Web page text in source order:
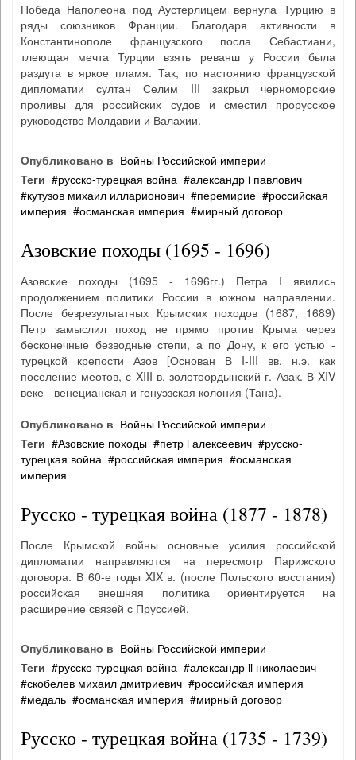
Победа Наполеона под Аустерлицем вернула Турцию в
ряды союзников Франции. Благодаря активности в
Константинополе французского посла Себастиани,
тлеющая мечта Турции взять реванш у России была
раздута в яркое пламя. Так, по настоянию французской
дипломатии султан Селим III закрыл черноморские
проливы для российских судов и сместил прорусское
руководство Молдавии и Валахии.
Опубликовано в Войны Российской империи
Теги
русско‐турецкая война
александр i павлович
кутузов михаил илларионович
перемирие
российская
империя
османская империя мирный договор
Азовские походы (1695 - 1696)
Азовские походы (1695 - 1696гг.) Петра I явились
продолжением политики России в южном направлении.
После безрезультатных Крымских походов (1687, 1689)
Петр замыслил поход не прямо против Крыма через
бесконечные безводные степи, а по Дону, к его устью -
турецкой крепости Азов [Основан В I-III вв. н.э. как
поселение меотов, с XIII в. золотоордынский г. Азак. В XIV
веке - венецианская и генуэзская колония (Тана).
Опубликовано в Войны Российской империи
Теги
Азовские походы петр i алексеевич
русско‐
турецкая война
российская империя
османская
империя
Русско - турецкая война (1877 - 1878)
После Крымской войны основные усилия российской
дипломатии направляются на пересмотр Парижского
договора. В 60-е годы XIX в. (после Польского восстания)
российская внешняя политика ориентируется на
расширение связей с Пруссией.
Опубликовано в Войны Российской империи
Теги
русско‐турецкая война
александр ii николаевич
скобелев михаил дмитриевич
российская империя
медаль
османская империя мирный договор
Русско - турецкая война (1735 - 1739)